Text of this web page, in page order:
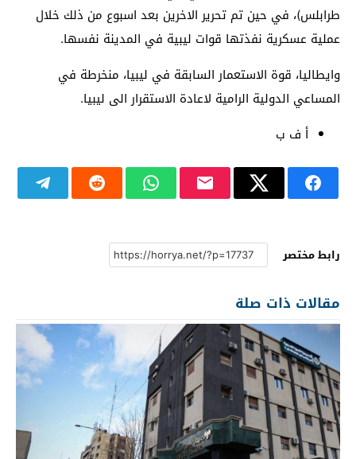
طرابلس)، في حين تم تحرير الاخرين بعد اسبوع من ذلك خلال
عملية عسكرية نفذتها قوات ليبية في المدينة نفسها.
وايطاليا، قوة الاستعمار السابقة في ليبيا، منخرطة في
المساعي الدولية الرامية لاعادة الاستقرار الى ليبيا.
أ ف ب
رابط مختصر
مقالات ذات صلة